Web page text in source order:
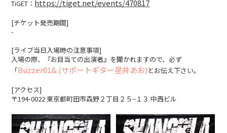
TiGET： https://tiget.net/events/470817
[チケット発売期間]
-
[ライブ当日入場時の注意事項]
入場の際、『お目当ての出演者』を聞かれますので、必ず
「Buzzer01&.(サポートギター星井あお) とお伝え下さい。
[アクセス]
〒194-0022 東京都町田市森野２丁目２５−１３ 中西ビル